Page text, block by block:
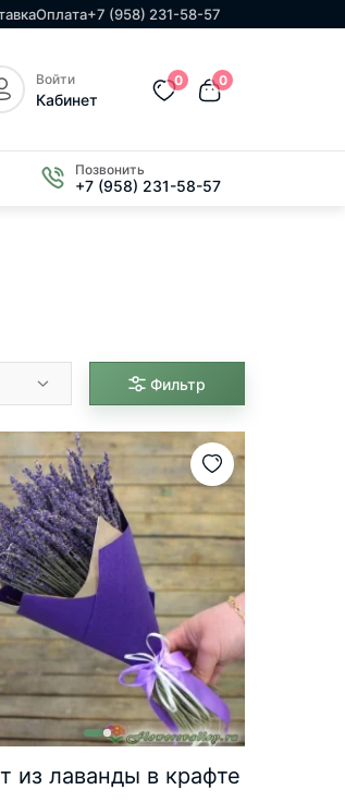
Оплата+7 (958) 231-58-57
Войти
Кабинет
0 0
Позвонить
+7 (958) 231-58-57
Фильтр
из лаванды в крафте